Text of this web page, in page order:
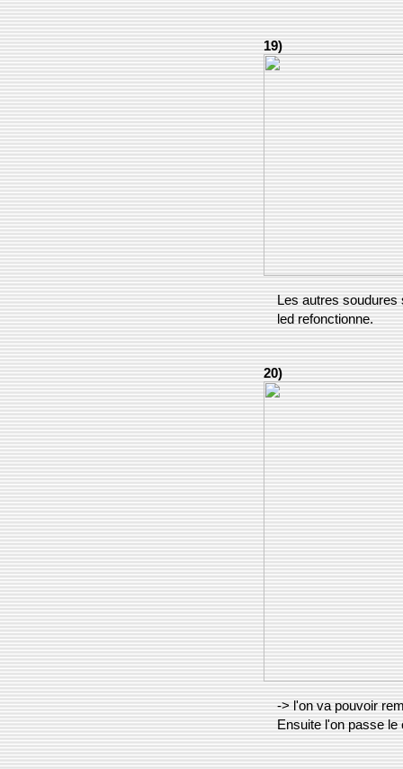
19)
Les autres soudures
led refonctionne.
20)
-> l'on va pouvoir
Ensuite l'on passe le